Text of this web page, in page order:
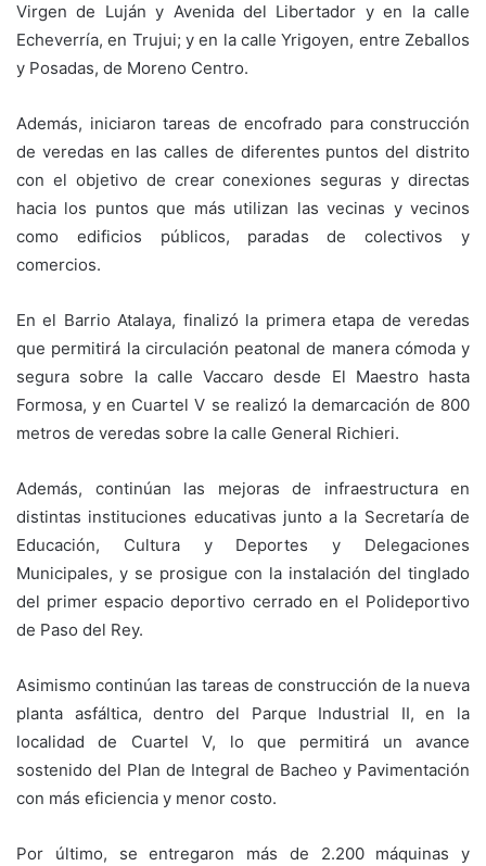
Virgen de Luján y Avenida del Libertador y en la calle
Echeverría, en Trujui; y en la calle Yrigoyen, entre Zeballos
y Posadas, de Moreno Centro.
Además, iniciaron tareas de encofrado para construcción
de veredas en las calles de diferentes puntos del distrito
con el objetivo de crear conexiones seguras y directas
hacia los puntos que más utilizan las vecinas y vecinos
como edificios públicos, paradas de colectivos y
comercios.
En el Barrio Atalaya, finalizó la primera etapa de veredas
que permitirá la circulación peatonal de manera cómoda y
segura sobre la calle Vaccaro desde El Maestro hasta
Formosa, y en Cuartel V se realizó la demarcación de 800
metros de veredas sobre la calle General Richieri.
Además, continúan las mejoras de infraestructura en
distintas instituciones educativas junto a la Secretaría de
Educación, Cultura y Deportes y Delegaciones
Municipales, y se prosigue con la instalación del tinglado
del primer espacio deportivo cerrado en el Polideportivo
de Paso del Rey.
Asimismo continúan las tareas de construcción de la nueva
planta asfáltica, dentro del Parque Industrial II, en la
localidad de Cuartel V, lo que permitirá un avance
sostenido del Plan de Integral de Bacheo y Pavimentación
con más eficiencia y menor costo.
Por último, se entregaron más de 2.200 máquinas y